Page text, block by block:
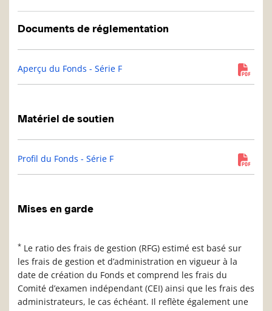
Documents de réglementation
Aperçu du Fonds - Série F
Matériel de soutien
Profil du Fonds - Série F
Mises en garde
* Le ratio des frais de gestion (RFG) estimé est basé sur
les frais de gestion et d’administration en vigueur à la
date de création du Fonds et comprend les frais du
Comité d’examen indépendant (CEI) ainsi que les frais des
administrateurs, le cas échéant. Il reflète également une